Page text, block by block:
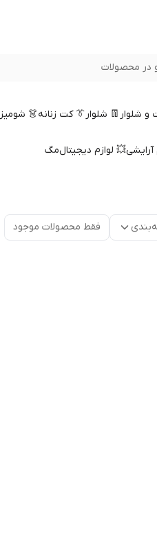
در محصولات
و شلوار 👖 شلوار👔 کت زنانه👗 شومیز
آرایشی💥 لوازم دیجیتالمگ
فقط محصولات موجود